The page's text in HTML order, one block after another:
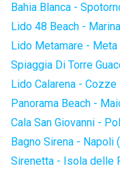
Bahia Blanca -
Lido 48 Beach -
Lido Metamare - Meta
Spiaggia Di Torre
Lido Calarena - Cozze
Panorama Beach -
Cala San Giovanni -
Bagno Sirena - Napoli
Sirenetta - Isola delle